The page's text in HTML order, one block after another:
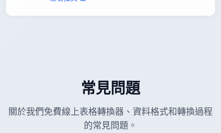
常見問題
關於我們免費線上表格轉換器、資料格式和轉換過程
的常見問題。